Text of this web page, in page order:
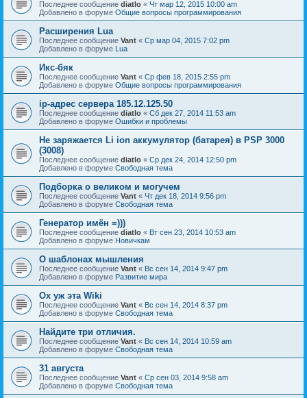
Последнее сообщение diatlo « Чт мар 12, 2015 10:00 am
Добавлено в форуме Общие вопросы программирования
Расширения Lua
Последнее сообщение Vant « Ср мар 04, 2015 7:02 pm
Добавлено в форуме Lua
Икс-бяк
Последнее сообщение Vant « Ср фев 18, 2015 2:55 pm
Добавлено в форуме Общие вопросы программирования
ip-адрес сервера 185.12.125.50
Последнее сообщение diatlo « Сб дек 27, 2014 11:53 am
Добавлено в форуме Ошибки и проблемы
Не заряжается Li ion аккумулятор (батарея) в PSP 3000
(3008)
Последнее сообщение diatlo « Ср дек 24, 2014 12:50 pm
Добавлено в форуме Свободная тема
Подборка о великом и могучем
Последнее сообщение Vant « Чт дек 18, 2014 9:56 pm
Добавлено в форуме Свободная тема
Генератор имён =)))
Последнее сообщение diatlo « Вт сен 23, 2014 10:53 am
Добавлено в форуме Новичкам
О шаблонах мышления
Последнее сообщение Vant « Вс сен 14, 2014 9:47 pm
Добавлено в форуме Развитие мира
Ох уж эта Wiki
Последнее сообщение Vant « Вс сен 14, 2014 8:37 pm
Добавлено в форуме Свободная тема
Найдите три отличия.
Последнее сообщение Vant « Вс сен 14, 2014 10:59 am
Добавлено в форуме Свободная тема
31 августа
Последнее сообщение Vant « Ср сен 03, 2014 9:58 am
Добавлено в форуме Свободная тема